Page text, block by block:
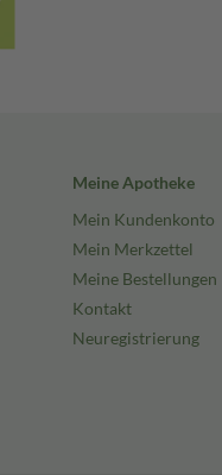
Meine Apotheke
Mein Kundenkonto
Mein Merkzettel
Meine Bestellungen
Kontakt
Neuregistrierung